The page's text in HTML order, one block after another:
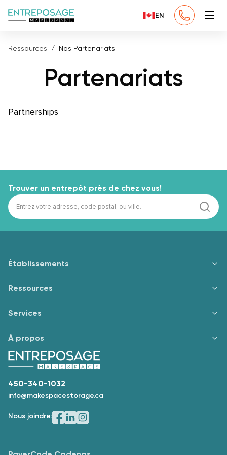
EN
Ressources Nos Partenariats
Partenariats
Partnerships
Trouver un entrepôt près de chez vous!
450-340-1032
info@makespacestorage.ca
Nous joindre:
Établissements
Ressources
Services
À propos